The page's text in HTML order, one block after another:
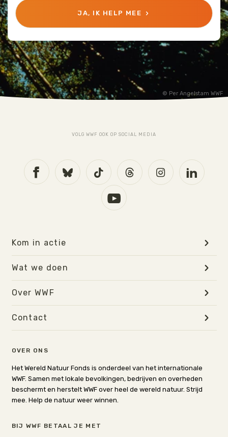
Per Angelstam WWF
JA, IK HELP MEE
VOLG WWF OOK OP SOCIAL MEDIA
OVER ONS
Het Wereld Natuur Fonds is onderdeel van het internationale
WWF. Samen met lokale bevolkingen, bedrijven en overheden
beschermt en herstelt WWF over heel de wereld natuur. Strijd
mee. Help de natuur weer winnen.
BIJ WWF BETAAL JE MET
Kom in actie
Wat we doen
Over WWF
Contact